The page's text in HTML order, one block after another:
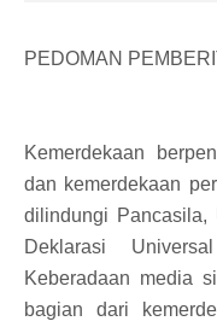
PEDOMAN
Kemerdekaan
dan kemerdekaan
dilindungi Pancasila,
Deklarasi
Keberadaan media
bagian dari